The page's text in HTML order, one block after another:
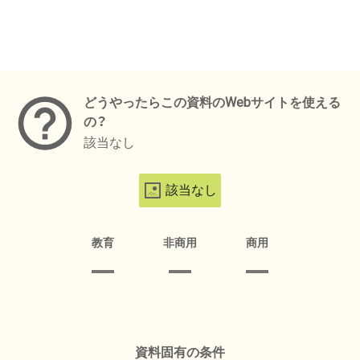
どうやったらこの資料のWebサイトを使える
の？
該当なし
該当なし
教育 非商用 商用
資料固有の条件